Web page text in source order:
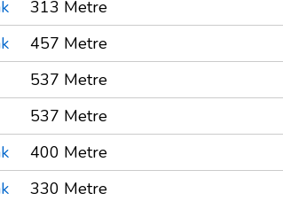
313 Metre
457 Metre
537 Metre
537 Metre
400 Metre
330 Metre